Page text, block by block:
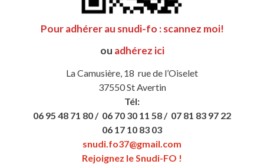
Pour adhérer au snudi-fo : scannez moi!
ou adhérez ici
La Camusière, 18 rue de l’Oiselet
37550 St Avertin
Tél:
06 95 48 71 80 / 06 70 30 11 58 / 07 81 83 97 22
06 17 10 83 03
snudi.fo37@gmail.com
Rejoignez le Snudi-FO !